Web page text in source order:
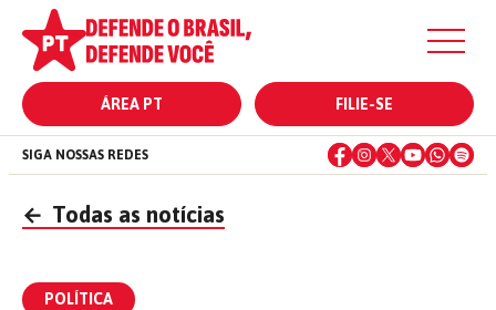
ÁREA PT FILIE-SE
SIGA NOSSAS REDES
← Todas as notícias
POLÍTICA